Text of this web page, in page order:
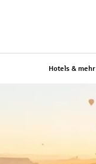
Hotels & mehr